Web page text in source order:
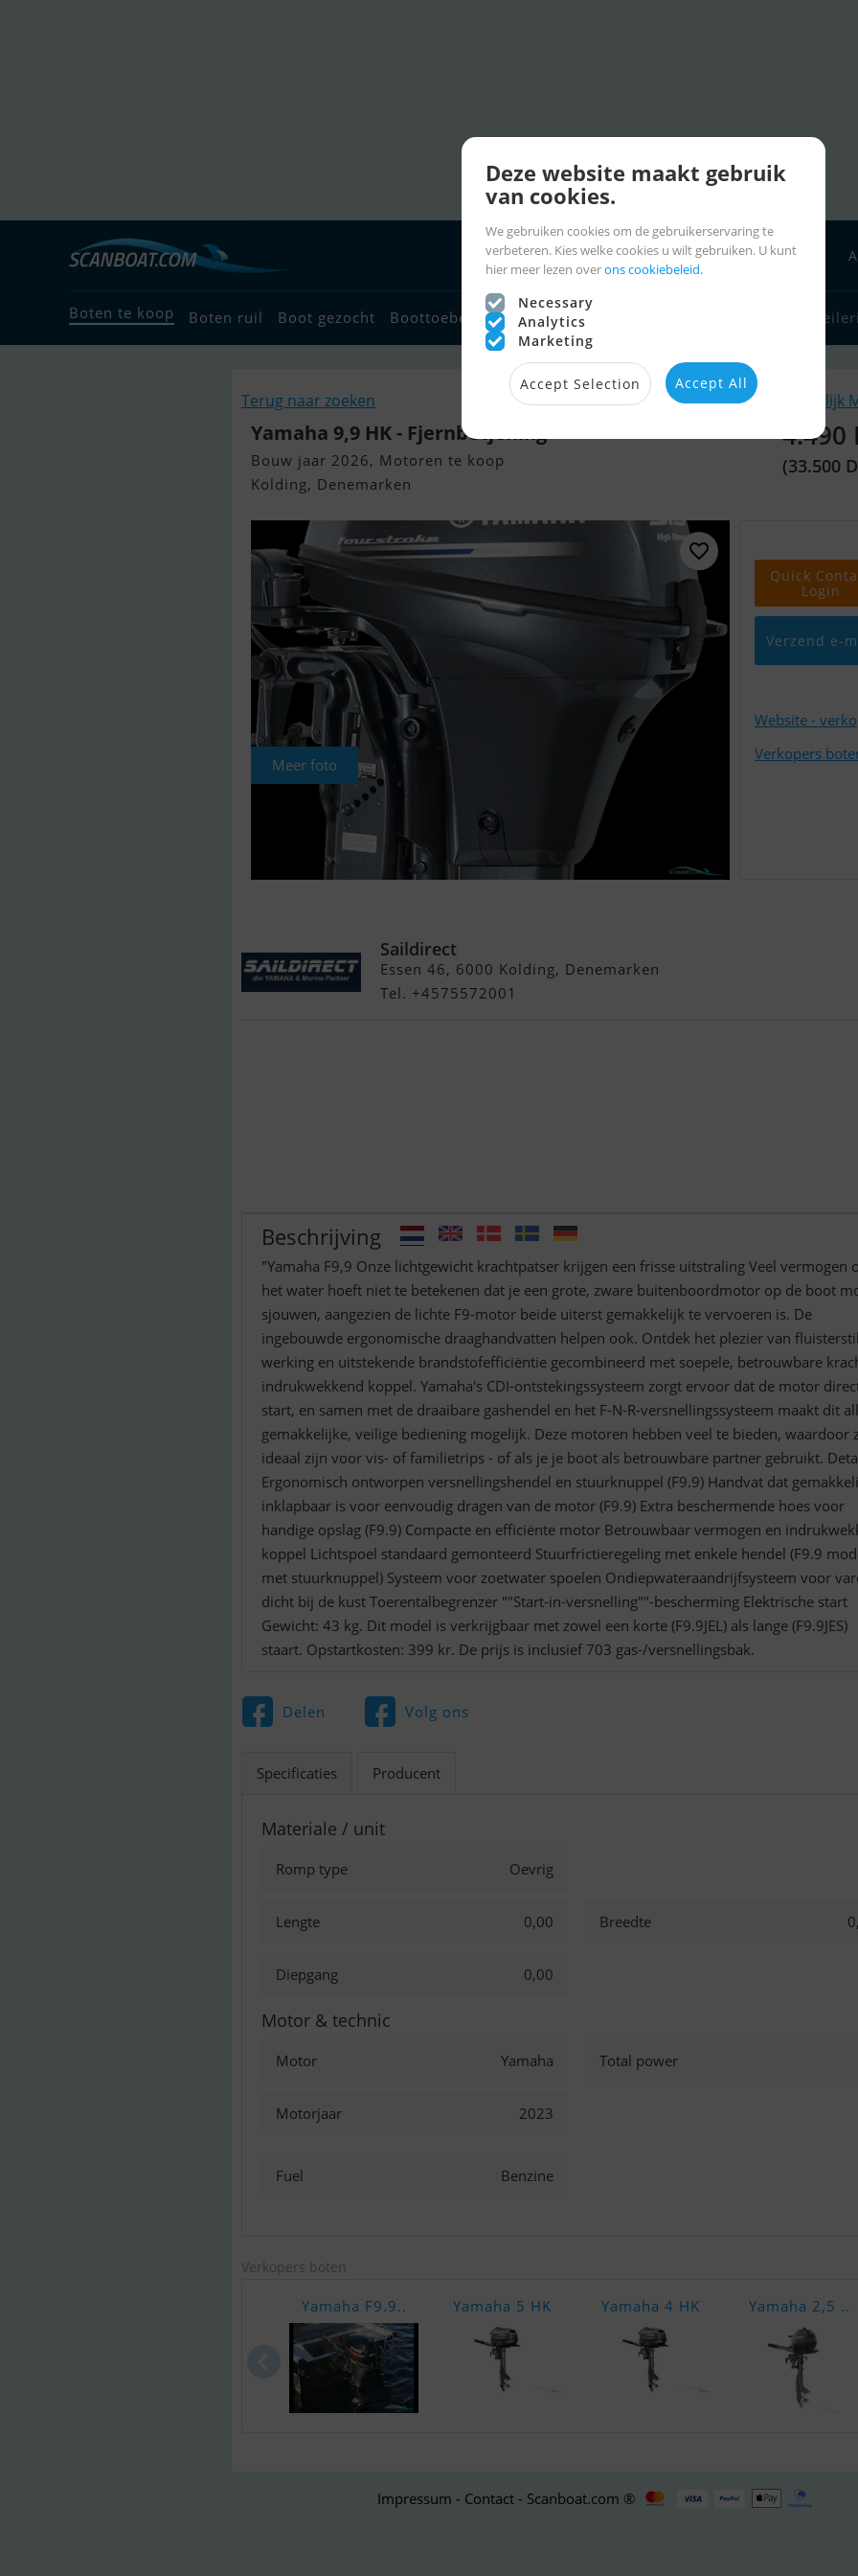
Boten te koop Boten ruil Boot gezocht Boottoebehoren Bootverkopers
Terug naar zoeken Soortgelijk
Yamaha 9,9 HK - Fjernbetjening
Bouw jaar 2026, Motoren te koop
Kolding, Denemarken
4.490
(33.500
Meer foto
Quick
Login
Verzend e-
Website -
Verkopers
Saildirect
Essen 46, 6000 Kolding, Denemarken
Tel. +4575572001
Beschrijving
"Yamaha F9,9 Onze lichtgewicht krachtpatser krijgen een frisse uitstraling Veel vermogen
het water hoeft niet te betekenen dat je een grote, zware buitenboordmotor op de boot
sjouwen, aangezien de lichte F9-motor beide uiterst gemakkelijk te vervoeren is. De
ingebouwde ergonomische draaghandvatten helpen ook. Ontdek het plezier van
werking en uitstekende brandstofefficiëntie gecombineerd met soepele, betrouwbare
indrukwekkend koppel. Yamaha's CDI-ontstekingssysteem zorgt ervoor dat de motor
start, en samen met de draaibare gashendel en het F-N-R-versnellingssysteem maakt dit
gemakkelijke, veilige bediening mogelijk. Deze motoren hebben veel te bieden, waardoor
ideaal zijn voor vis- of familietrips - of als je je boot als betrouwbare partner gebruikt.
Ergonomisch ontworpen versnellingshendel en stuurknuppel (F9.9) Handvat dat
inklapbaar is voor eenvoudig dragen van de motor (F9.9) Extra beschermende hoes voor
handige opslag (F9.9) Compacte en efficiënte motor Betrouwbaar vermogen en
koppel Lichtspoel standaard gemonteerd Stuurfrictieregeling met enkele hendel (F9.9
met stuurknuppel) Systeem voor zoetwater spoelen Ondiepwateraandrijfsysteem voor
dicht bij de kust Toerentalbegrenzer ""Start-in-versnelling""-bescherming Elektrische start
Gewicht: 43 kg. Dit model is verkrijgbaar met zowel een korte (F9.9JEL) als lange (F9.9JES)
staart. Opstartkosten: 399 kr. De prijs is inclusief 703 gas-/versnellingsbak.
Delen Volg ons
Specificaties Producent
Materiale / unit
Romp type Oevrig
Lengte 0,00 Breedte
Diepgang 0,00
Motor & technic
Motor Yamaha Total power
Motorjaar 2023
Fuel Benzine
Verkopers boten
Yamaha F9.9.. Yamaha 5 HK Yamaha 4 HK Yamaha 2,5 ..
Impressum - Contact - Scanboat.com ®
Deze website maakt gebruik
van cookies.
We gebruiken cookies om de gebruikerservaring te
verbeteren. Kies welke cookies u wilt gebruiken. U kunt
hier meer lezen overons cookiebeleid.
Necessary
Analytics
Marketing
Accept Selection Accept All